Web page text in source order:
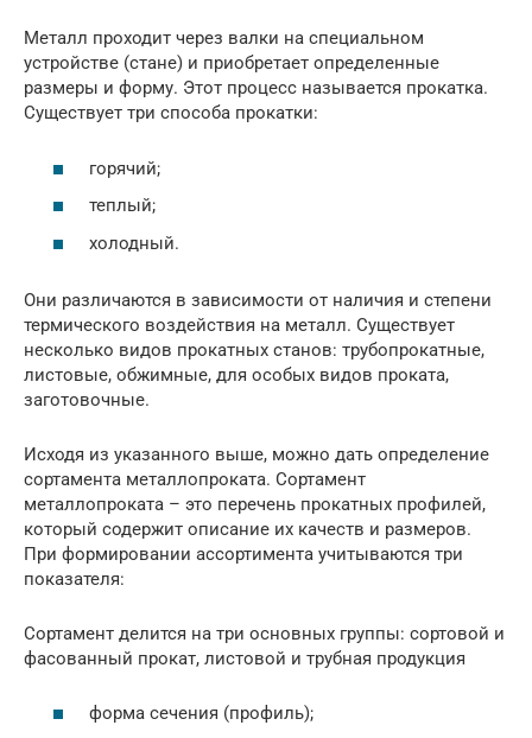
Металл проходит через валки на специальном
устройстве (стане) и приобретает определенные
размеры и форму. Этот процесс называется прокатка.
Существует три способа прокатки:
горячий;
теплый;
холодный.
Они различаются в зависимости от наличия и степени
термического воздействия на металл. Существует
несколько видов прокатных станов: трубопрокатные,
листовые, обжимные, для особых видов проката,
заготовочные.
Исходя из указанного выше, можно дать определение
сортамента металлопроката. Сортамент
металлопроката – это перечень прокатных профилей,
который содержит описание их качеств и размеров.
При формировании ассортимента учитываются три
показателя:
Сортамент делится на три основных группы: сортовой и
фасованный прокат, листовой и трубная продукция
форма сечения (профиль);